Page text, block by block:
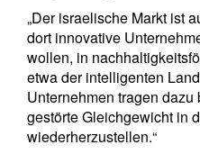
„Der israelische Markt ist
dort innovative
wollen, in
etwa der intelligenten
Unternehmen tragen
gestörte Gleichgewicht in
wiederherzustellen.“